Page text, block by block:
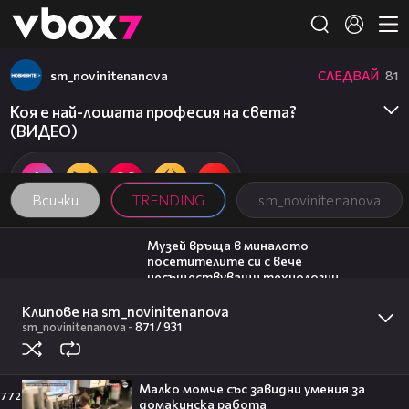
👾
Клипове на sm_novinitenanova
sm_novinitenanova -871 /931
772
Малко момче със завидни умения за
домакинска работа
Всички TRENDING sm_novinitenanova
sm_novinitenanova СЛЕДВАЙ 81
Коя е най-лошата професия на света?
(ВИДЕО)
01:15
Музей връща в миналото
посетителите си с вече
несъществуващи технологии
Продават цигулка на Страдивари за
Милена Маркова-Маца посреща гости
| Черешката на тортата | 3 авг. 2026